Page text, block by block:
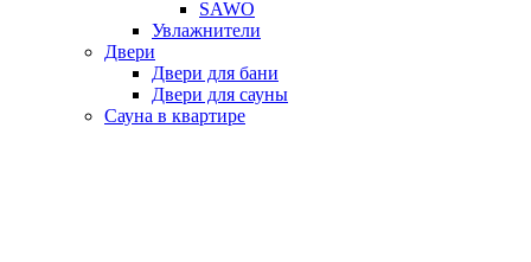
SAWO
Увлажнители
Двери
Двери для бани
Двери для сауны
Сауна в квартире